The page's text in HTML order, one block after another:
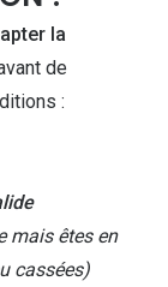
la
de
:
mais êtes en
cassées)